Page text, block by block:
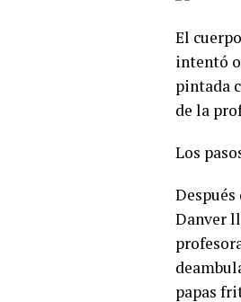
El
intentó
pintada
de la
Los
Danver
papas